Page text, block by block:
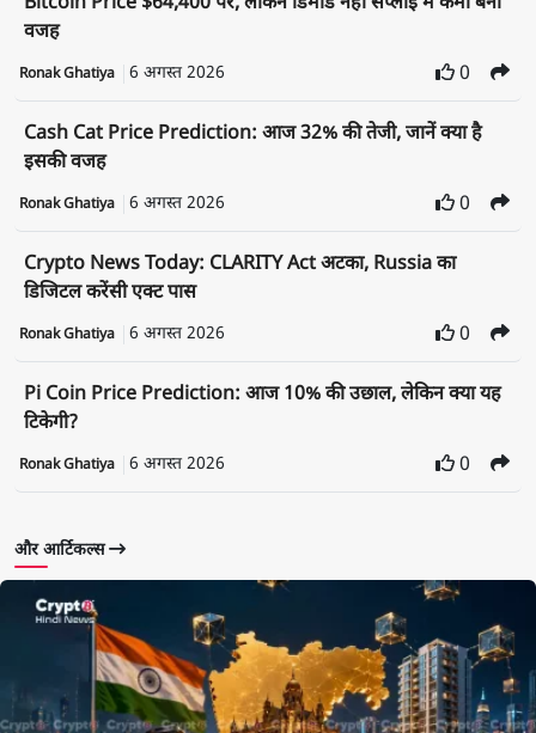
वजह
Ronak Ghatiya 6 अगस्त 2026 0
Cash Cat Price Prediction: आज 32% की तेजी, जानें क्या है
इसकी वजह
Ronak Ghatiya 6 अगस्त 2026 0
Crypto News Today: CLARITY Act अटका, Russia का
डिजिटल करेंसी एक्ट पास
Ronak Ghatiya 6 अगस्त 2026 0
Pi Coin Price Prediction: आज 10% की उछाल, लेकिन क्या यह
टिकेगी?
Ronak Ghatiya 6 अगस्त 2026 0
और आर्टिकल्स